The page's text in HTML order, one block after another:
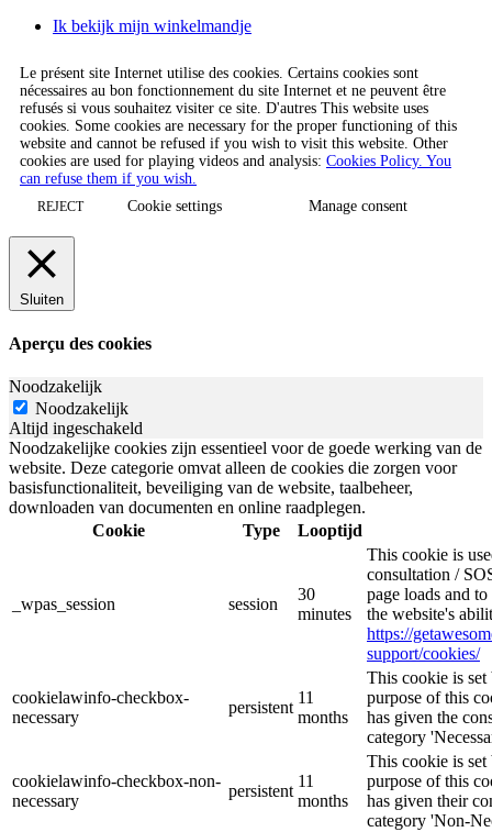
Ik bekijk mijn winkelmandje
Le présent site Internet utilise des cookies. Certains cookies sont
nécessaires au bon fonctionnement du site Internet et ne peuvent être
refusés si vous souhaitez visiter ce site. D'autres This website uses
cookies. Some cookies are necessary for the proper functioning of this
website and cannot be refused if you wish to visit this website. Other
cookies are used for playing videos and analysis: Cookies Policy. You
can refuse them if you wish.
REJECT Cookie settings Manage consent
Sluiten
Aperçu des cookies
Noodzakelijk
Noodzakelijk
Altijd ingeschakeld
Noodzakelijke cookies zijn essentieel voor de goede werking van de
website. Deze categorie omvat alleen de cookies die zorgen voor
basisfunctionaliteit, beveiliging van de website, taalbeheer,
downloaden van documenten en online raadplegen.
Cookie
Type Looptijd
_wpas_session session
30
minutes
This cookie is
consultation /
page loads and
the website's
https://
support/cookies/
cookielawinfo-checkbox-
necessary
persistent
11
months
This cookie is
purpose of this
has given the
category
cookielawinfo-checkbox-non-
necessary
persistent
11
months
This cookie is
purpose of this
has given their
category 'Non-